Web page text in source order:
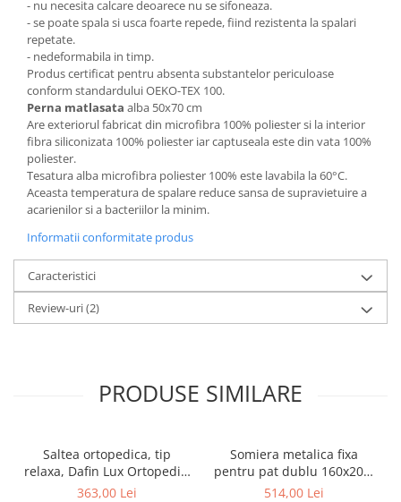
- nu necesita calcare deoarece nu se sifoneaza.
- se poate spala si usca foarte repede, fiind rezistenta la spalari
repetate.
- nedeformabila in timp.
Produs certificat pentru absenta substantelor periculoase
conform standardului OEKO-TEX 100.
Perna matlasata alba 50x70 cm
Are exteriorul fabricat din microfibra 100% poliester si la interior
fibra siliconizata 100% poliester iar captuseala este din vata 100%
poliester.
Tesatura alba microfibra poliester 100% este lavabila la 60°C.
Aceasta temperatura de spalare reduce sansa de supravietuire a
acarienilor si a bacteriilor la minim.
Informatii conformitate produs
Caracteristici
Review-uri(2)
PRODUSE SIMILARE
Saltea ortopedica, tip
relaxa, Dafin Lux Ortopedic,
90x200x21cm, fermitate
363,00 Lei
Somiera metalica fixa
pentru pat dublu 160x200,
6 picioare, 32 lamele lemn
514,00 Lei